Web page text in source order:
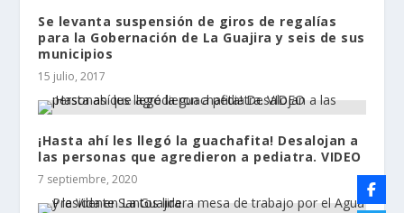
Se levanta suspensión de giros de regalías
para la Gobernación de La Guajira y seis de sus
municipios
15 julio, 2017
¡Hasta ahí les llegó la guachafita! Desalojan a
las personas que agredieron a pediatra. VIDEO
7 septiembre, 2020